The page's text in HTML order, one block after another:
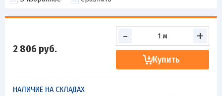
2 806 руб.
- +
Купить
НАЛИЧИЕ НА СКЛАДАХ